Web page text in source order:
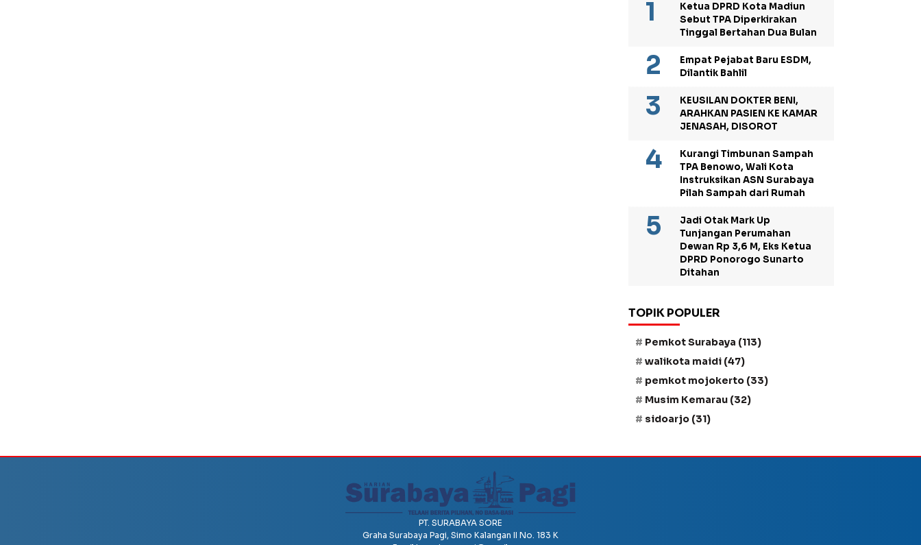
Ketua DPRD Kota Madiun
Sebut TPA Diperkirakan
Tinggal Bertahan Dua Bulan
Empat Pejabat Baru ESDM,
Dilantik Bahlil
KEUSILAN DOKTER BENI,
ARAHKAN PASIEN KE KAMAR
JENASAH, DISOROT
Kurangi Timbunan Sampah
TPA Benowo, Wali Kota
Instruksikan ASN Surabaya
Pilah Sampah dari Rumah
Jadi Otak Mark Up
Tunjangan Perumahan
Dewan Rp 3,6 M, Eks Ketua
DPRD Ponorogo Sunarto
Ditahan
TOPIK POPULER
Pemkot Surabaya (113)
walikota maidi (47)
pemkot mojokerto (33)
Musim Kemarau (32)
sidoarjo (31)
PT. SURABAYA SORE
Graha Surabaya Pagi, Simo Kalangan II No. 183 K